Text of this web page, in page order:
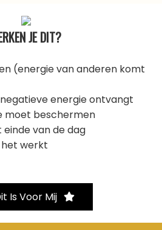
JE DIT?
(energie van anderen komt
energie ontvangt
moet beschermen
van de dag
het werkt
Is Voor Mij